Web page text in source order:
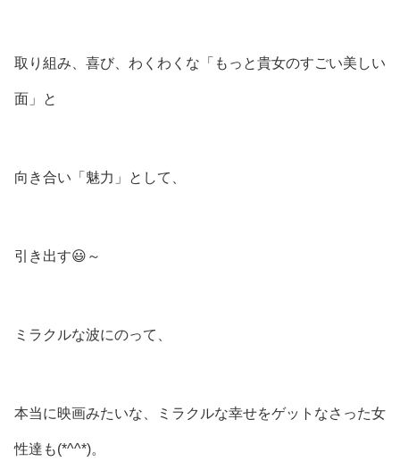
取り組み、喜び、わくわくな「もっと貴女のすごい美しい
面」と
向き合い「魅力」として、
引き出す😃～
ミラクルな波にのって、
本当に映画みたいな、ミラクルな幸せをゲットなさった女
性達も(*^^*)。